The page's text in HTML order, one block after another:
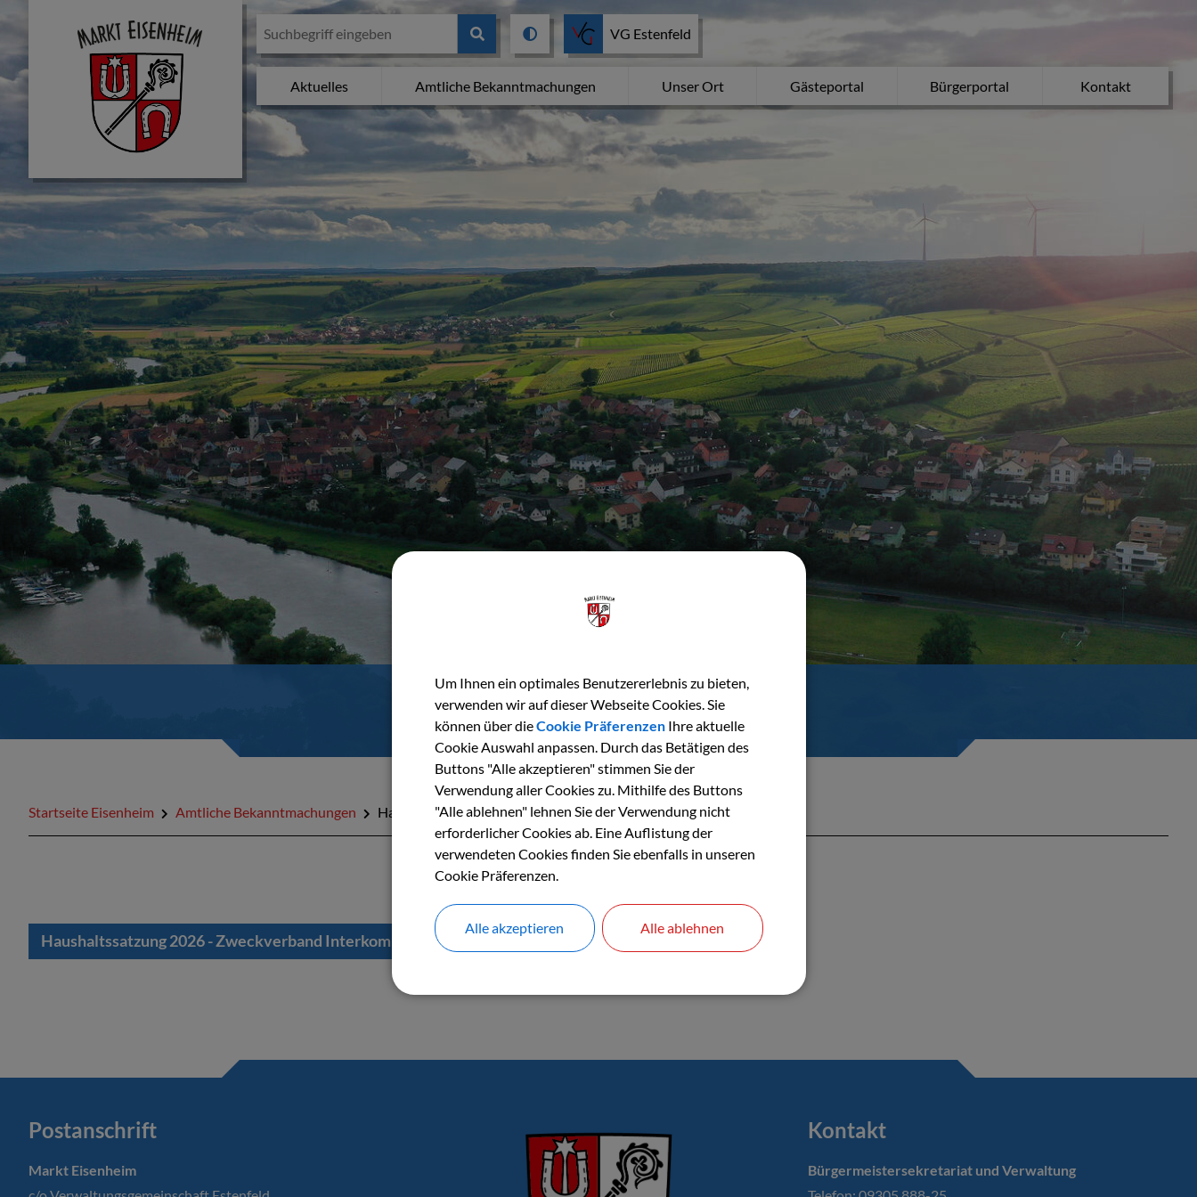
Aktuelles Amtliche Bekanntmachungen Unser Ort Gästeportal Bürgerportal Kontakt
VG Estenfeld
Herzlich Willkommen
Startseite Eisenheim Amtliche Bekanntmachungen Haushaltssatzung 2026
Haushaltssatzung 2026 - Zweckverband Interkommunale Zusammenarbeit Mainfranken
Postanschrift
Markt Eisenheim
Kontakt
Bürgermeistersekretariat und Verwaltung
Um Ihnen ein optimales Benutzererlebnis zu bieten,
verwenden wir auf dieser Webseite Cookies. Sie
können über dieCookie PräferenzenIhre aktuelle
Cookie Auswahl anpassen. Durch das Betätigen des
Buttons "Alle akzeptieren" stimmen Sie der
Verwendung aller Cookies zu. Mithilfe des Buttons
"Alle ablehnen" lehnen Sie der Verwendung nicht
erforderlicher Cookies ab. Eine Auflistung der
verwendeten Cookies finden Sie ebenfalls in unseren
Cookie Präferenzen.
Alle akzeptieren Alle ablehnen